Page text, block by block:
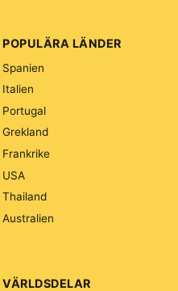
POPULÄRA LÄNDER
Spanien
Italien
Portugal
Grekland
Frankrike
USA
Thailand
Australien
VÄRLDSDELAR